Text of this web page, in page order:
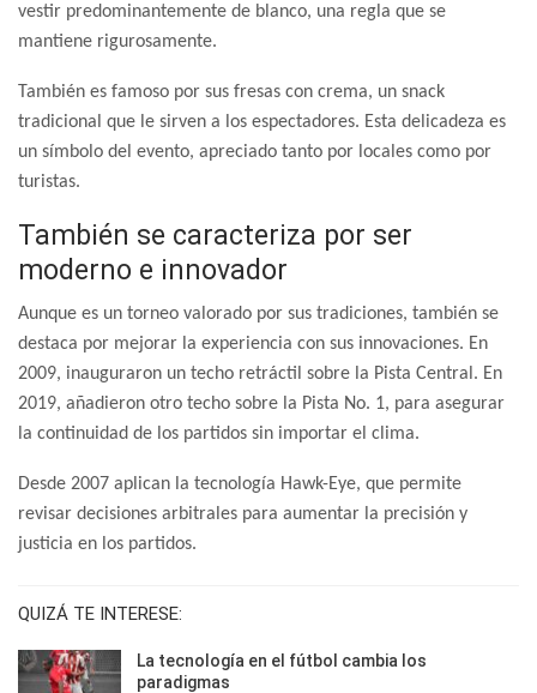
vestir predominantemente de blanco, una regla que se
mantiene rigurosamente.
También es famoso por sus fresas con crema, un snack
tradicional que le sirven a los espectadores. Esta delicadeza es
un símbolo del evento, apreciado tanto por locales como por
turistas.
También se caracteriza por ser
moderno e innovador
Aunque es un torneo valorado por sus tradiciones, también se
destaca por mejorar la experiencia con sus innovaciones. En
2009, inauguraron un techo retráctil sobre la Pista Central. En
2019, añadieron otro techo sobre la Pista No. 1, para asegurar
la continuidad de los partidos sin importar el clima.
Desde 2007 aplican la tecnología Hawk-Eye, que permite
revisar decisiones arbitrales para aumentar la precisión y
justicia en los partidos.
QUIZÁ TE INTERESE:
La tecnología en el fútbol cambia los
paradigmas